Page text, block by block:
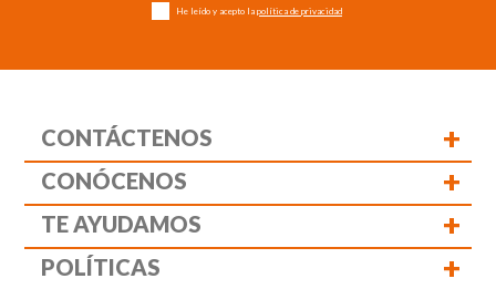
He leído y acepto la política de privacidad
CONTÁCTENOS +
CONÓCENOS +
TE AYUDAMOS +
POLÍTICAS +